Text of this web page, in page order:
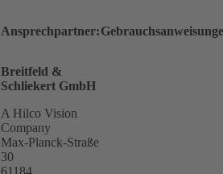
Ansprechpartner:
Breitfeld &
Schliekert GmbH
A Hilco Vision
Company
Max-Planck-Straße
30
61184